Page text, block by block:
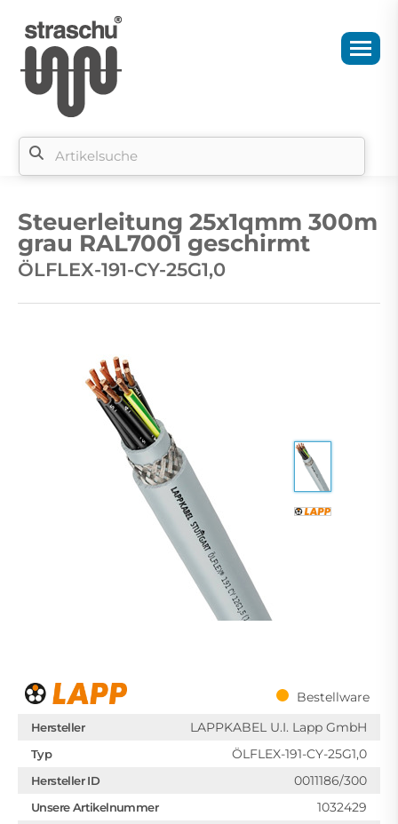
Steuerleitung 25x1qmm 300m
grau RAL7001 geschirmt
ÖLFLEX-191-CY-25G1,0
Bestellware
Hersteller LAPPKABEL U.I. Lapp GmbH
Typ ÖLFLEX-191-CY-25G1,0
Hersteller ID 0011186/300
Unsere Artikelnummer 1032429